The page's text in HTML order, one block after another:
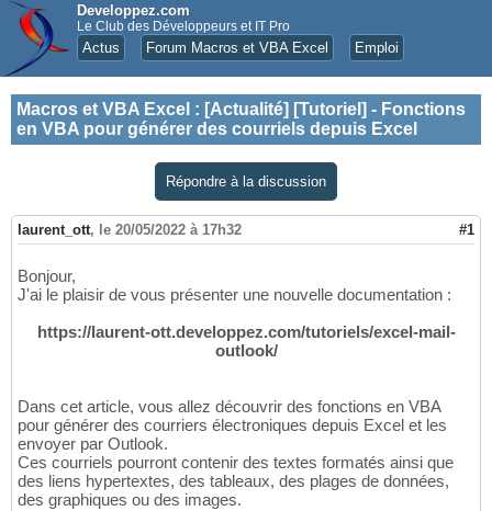
Developpez.com
Le Club des Développeurs et IT Pro
Actus Forum Macros et VBA Excel Emploi
Macros et VBA Excel : [Actualité] [Tutoriel] - Fonctions
en VBA pour générer des courriels depuis Excel
Répondre à la discussion
laurent_ott, le 20/05/2022 à 17h32 #1
Bonjour,
J'ai le plaisir de vous présenter une nouvelle documentation :
https://laurent-ott.developpez.com/tutoriels/excel-mail-
outlook/
Dans cet article, vous allez découvrir des fonctions en VBA
pour générer des courriers électroniques depuis Excel et les
envoyer par Outlook.
Ces courriels pourront contenir des textes formatés ainsi que
des liens hypertextes, des tableaux, des plages de données,
des graphiques ou des images.